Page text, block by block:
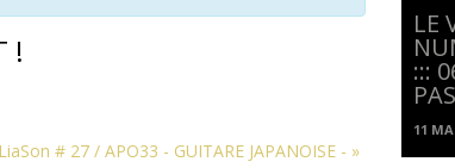
!
# 27 / APO33 - GUITARE JAPANOISE - »
LE
:::
11